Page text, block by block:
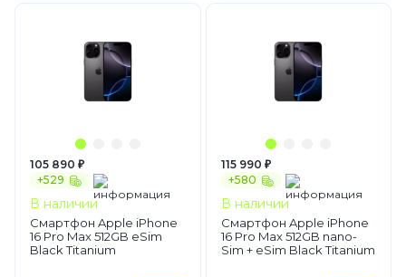
105 890 ₽
+529
В наличии
Смартфон Apple iPhone
16 Pro Max 512GB eSim
Black Titanium
115 990 ₽
+580
В наличии
Смартфон Apple iPhone
16 Pro Max 512GB nano-
Sim + eSim Black Titanium